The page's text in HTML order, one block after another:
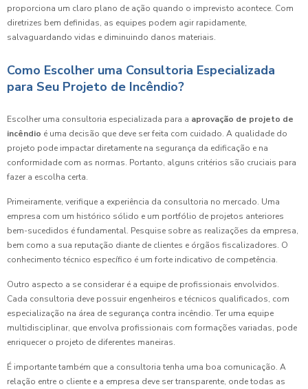
proporciona um claro plano de ação quando o imprevisto acontece. Com
diretrizes bem definidas, as equipes podem agir rapidamente,
salvaguardando vidas e diminuindo danos materiais.
Como Escolher uma Consultoria Especializada
para Seu Projeto de Incêndio?
Escolher uma consultoria especializada para a aprovação de projeto de
incêndio é uma decisão que deve ser feita com cuidado. A qualidade do
projeto pode impactar diretamente na segurança da edificação e na
conformidade com as normas. Portanto, alguns critérios são cruciais para
fazer a escolha certa.
Primeiramente, verifique a experiência da consultoria no mercado. Uma
empresa com um histórico sólido e um portfólio de projetos anteriores
bem-sucedidos é fundamental. Pesquise sobre as realizações da empresa,
bem como a sua reputação diante de clientes e órgãos fiscalizadores. O
conhecimento técnico específico é um forte indicativo de competência.
Outro aspecto a se considerar é a equipe de profissionais envolvidos.
Cada consultoria deve possuir engenheiros e técnicos qualificados, com
especialização na área de segurança contra incêndio. Ter uma equipe
multidisciplinar, que envolva profissionais com formações variadas, pode
enriquecer o projeto de diferentes maneiras.
É importante também que a consultoria tenha uma boa comunicação. A
relação entre o cliente e a empresa deve ser transparente, onde todas as